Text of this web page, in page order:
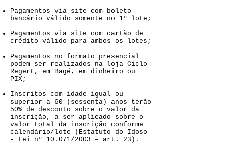
Pagamentos via site com boleto
bancário válido somente no 1º lote;
Pagamentos via site com cartão de
crédito válido para ambos os lotes;
Pagamentos no formato presencial
podem ser realizados na loja Ciclo
Regert, em Bagé, em dinheiro ou
PIX;
Inscritos com idade igual ou
superior a 60 (sessenta) anos terão
50% de desconto sobre o valor da
inscrição, a ser aplicado sobre o
valor total da inscrição conforme
calendário/lote (Estatuto do Idoso
- Lei nº 10.071/2003 – art. 23).